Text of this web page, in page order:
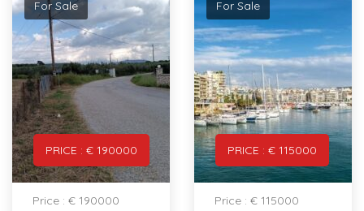
PRICE : € 190000
For Sale
Price : € 190000
PRICE : € 115000
For Sale
Price : € 115000